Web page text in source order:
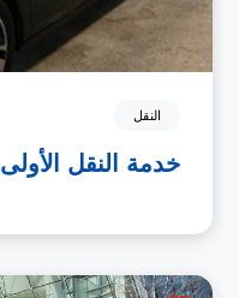
النقل
خدمة النقل الأولى